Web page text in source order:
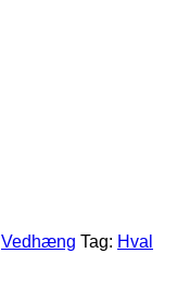
Vedhæng Tag: Hval